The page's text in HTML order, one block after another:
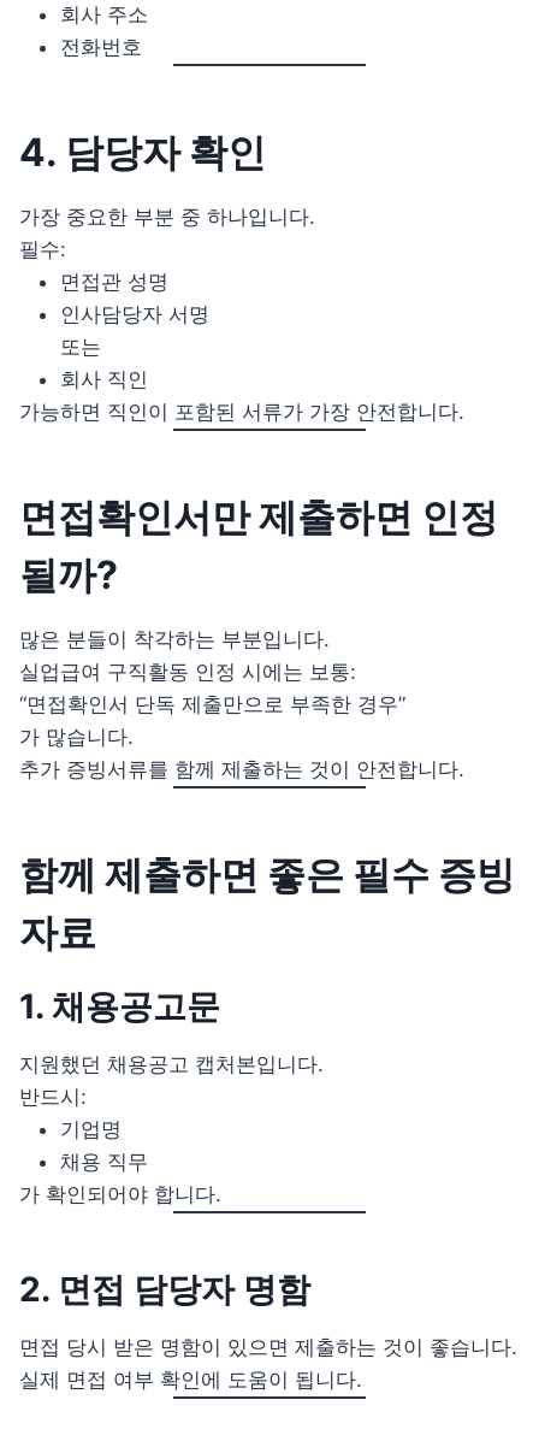
회사 주소
전화번호
4. 담당자 확인
가장 중요한 부분 중 하나입니다.
필수:
면접관 성명
인사담당자 서명
또는
회사 직인
가능하면 직인이 포함된 서류가 가장 안전합니다.
면접확인서만 제출하면 인정
될까?
많은 분들이 착각하는 부분입니다.
실업급여 구직활동 인정 시에는 보통:
“면접확인서 단독 제출만으로 부족한 경우”
가 많습니다.
추가 증빙서류를 함께 제출하는 것이 안전합니다.
함께 제출하면 좋은 필수 증빙
자료
1. 채용공고문
지원했던 채용공고 캡처본입니다.
반드시:
기업명
채용 직무
가 확인되어야 합니다.
2. 면접 담당자 명함
면접 당시 받은 명함이 있으면 제출하는 것이 좋습니다.
실제 면접 여부 확인에 도움이 됩니다.